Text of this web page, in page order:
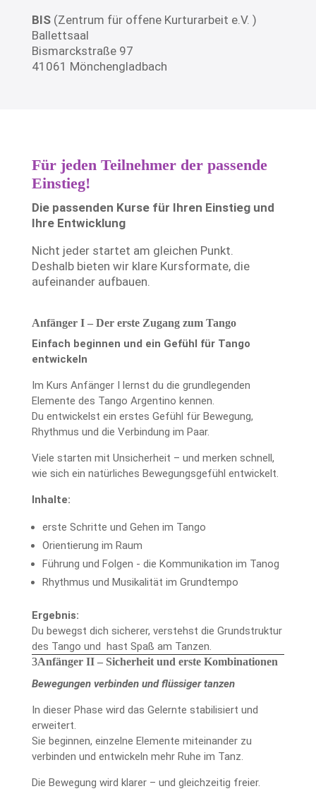
BIS(Zentrum für offene Kurturarbeit e.V. )
Ballettsaal
Bismarckstraße 97
41061 Mönchengladbach
Für jeden Teilnehmer der passende
Einstieg!
Die passenden Kurse für Ihren Einstieg und
Ihre Entwicklung
Nicht jeder startet am gleichen Punkt.
Deshalb bieten wir klare Kursformate, die
aufeinander aufbauen.
Anfänger I – Der erste Zugang zum Tango
Einfach beginnen und ein Gefühl für Tango
entwickeln
Im Kurs Anfänger I lernst du die grundlegenden
Elemente des Tango Argentino kennen.
Du entwickelst ein erstes Gefühl für Bewegung,
Rhythmus und die Verbindung im Paar.
Viele starten mit Unsicherheit – und merken schnell,
wie sich ein natürliches Bewegungsgefühl entwickelt.
Inhalte:
erste Schritte und Gehen im Tango
Orientierung im Raum
Führung und Folgen - die Kommunikation im Tanog
Rhythmus und Musikalität im Grundtempo
Ergebnis:
Du bewegst dich sicherer, verstehst die Grundstruktur
des Tango und hast Spaß am Tanzen.
Anfänger II – Sicherheit und erste Kombinationen
Bewegungen verbinden und flüssiger tanzen
In dieser Phase wird das Gelernte stabilisiert und
erweitert.
Sie beginnen, einzelne Elemente miteinander zu
verbinden und entwickeln mehr Ruhe im Tanz.
Die Bewegung wird klarer – und gleichzeitig freier.